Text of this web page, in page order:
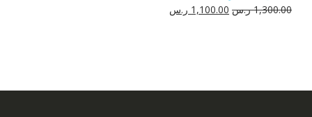
1,300.00 ر.س السعر
1,100.00 ر.سالسعر